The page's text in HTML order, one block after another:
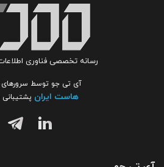
رسانه تخصصی فناوری
آی تی جو توسط سرورهای
هاست ایران